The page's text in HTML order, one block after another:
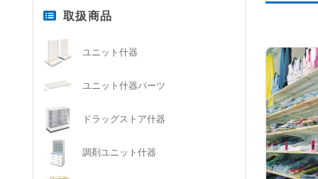
取扱商品
ユニット什器
ユニット什器パーツ
ドラッグストア什器
調剤ユニット什器